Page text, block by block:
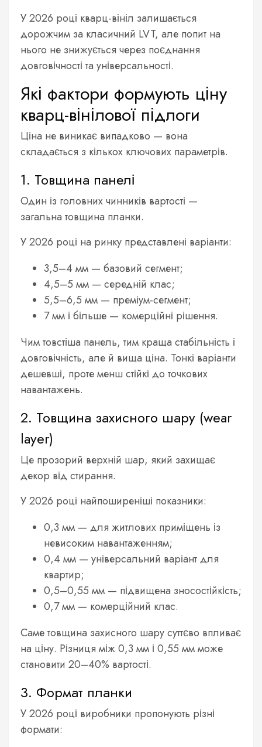
У 2026 році кварц-вініл залишається
дорожчим за класичний LVT, але попит на
нього не знижується через поєднання
довговічності та універсальності.
Які фактори формують ціну
кварц-вінілової підлоги
Ціна не виникає випадково — вона
складається з кількох ключових параметрів.
1. Товщина панелі
Один із головних чинників вартості —
загальна товщина планки.
У 2026 році на ринку представлені варіанти:
3,5–4 мм — базовий сегмент;
4,5–5 мм — середній клас;
5,5–6,5 мм — преміум-сегмент;
7 мм і більше — комерційні рішення.
Чим товстіша панель, тим краща стабільність і
довговічність, але й вища ціна. Тонкі варіанти
дешевші, проте менш стійкі до точкових
навантажень.
2. Товщина захисного шару (wear
layer)
Це прозорий верхній шар, який захищає
декор від стирання.
У 2026 році найпоширеніші показники:
0,3 мм — для житлових приміщень із
невисоким навантаженням;
0,4 мм — універсальний варіант для
квартир;
0,5–0,55 мм — підвищена зносостійкість;
0,7 мм — комерційний клас.
Саме товщина захисного шару суттєво впливає
на ціну. Різниця між 0,3 мм і 0,55 мм може
становити 20–40% вартості.
3. Формат планки
У 2026 році виробники пропонують різні
формати: